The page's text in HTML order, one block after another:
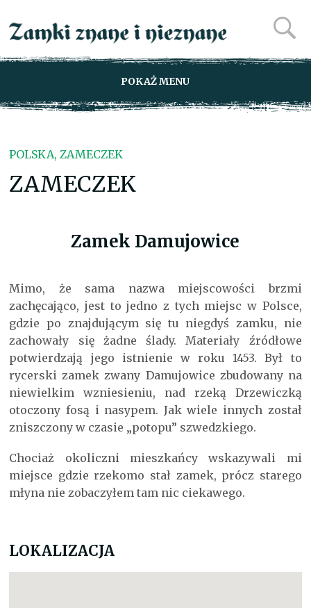
POKAŻ MENU
POLSKA, ZAMECZEK
ZAMECZEK
Zamek Damujowice
Mimo, że sama nazwa miejscowości brzmi
zachęcająco, jest to jedno z tych miejsc w Polsce,
gdzie po znajdującym się tu niegdyś zamku, nie
zachowały się żadne ślady. Materiały źródłowe
potwierdzają jego istnienie w roku 1453. Był to
rycerski zamek zwany Damujowice zbudowany na
niewielkim wzniesieniu, nad rzeką Drzewiczką
otoczony fosą i nasypem. Jak wiele innych został
zniszczony w czasie „potopu” szwedzkiego.
Chociaż okoliczni mieszkańcy wskazywali mi
miejsce gdzie rzekomo stał zamek, prócz starego
młyna nie zobaczyłem tam nic ciekawego.
LOKALIZACJA